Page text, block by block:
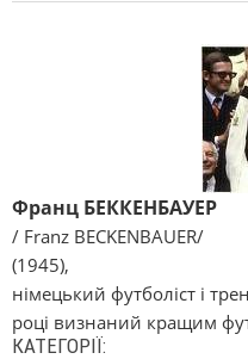
Франц БЕККЕНБАУЕР
/ Franz BECKENBAUER/
(1945),
німецький футболіст і
році визнаний кращим
КАТЕГОРІЇ: